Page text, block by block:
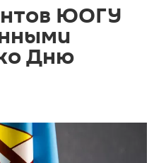
ЮОГУ
Дню